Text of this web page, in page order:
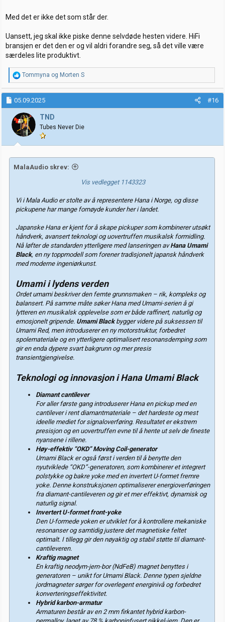
Med det er ikke det som står der.
Uansett, jeg skal ikke piske denne selvdøde hesten videre. HiFi
bransjen er det den er og vil aldri forandre seg, så det ville være
særdeles lite produktivt.
R
e
a
k
s
j
o
n
e
r
Tommyna og Morten S
05.09.2025 #16
TND
Tubes Never Die
MalaAudio skrev:
Vis vedlegget 1143323
Vi i Mala Audio er stolte av å representere Hana i Norge, og disse
pickupene har mange fornøyde kunder her i landet.
Japanske Hana er kjent for å skape pickuper som kombinerer utsøkt
håndverk, avansert teknologi og uovertruffen musikalsk formidling.
Nå løfter de standarden ytterligere med lanseringen avHana Umami
Black, en ny toppmodell som forener tradisjonelt japansk håndverk
med moderne ingeniørkunst.
Umami i lydens verden
Ordetumamibeskriver den femte grunnsmaken – rik, kompleks og
balansert. På samme måte søker Hana med Umami-serien å gi
lytteren en musikalsk opplevelse som er både raffinert, naturlig og
emosjonelt gripende. Umami Blackbygger videre på suksessen til
Umami Red, men introduserer en ny motorstruktur, forbedret
spolemateriale og en ytterligere optimalisert resonansdemping som
gir en enda dypere svart bakgrunn og mer presis
transientgjengivelse.
Teknologi og innovasjon i Hana Umami Black
Diamant cantilever
For aller første gang introduserer Hana en pickup med en
cantilever i rent diamantmateriale – det hardeste og mest
ideelle mediet for signaloverføring. Resultatet er ekstrem
presisjon og en uovertruffen evne til å hente ut selv de fineste
nyansene i rillene.
Høy-effektiv “OKD” Moving Coil-generator
Umami Black er også først i verden til å benytte den
nyutviklede “OKD”-generatoren, som kombinerer et integrert
polstykke og bakre yoke med en invertert U-formet fremre
yoke. Denne konstruksjonen optimaliserer energioverføringen
fra diamant-cantileveren og gir et mer effektivt, dynamisk og
naturlig signal.
Invertert U-formet front-yoke
Den U-formede yoken er utviklet for å kontrollere mekaniske
resonanser og samtidig justere det magnetiske feltet
optimalt. I tillegg gir den nøyaktig og stabil støtte til diamant-
cantileveren.
Kraftig magnet
En kraftig neodym-jern-bor (NdFeB) magnet benyttes i
generatoren – unikt for Umami Black. Denne typen sjeldne
jordmagneter sørger for overlegent energinivå og forbedret
konverteringseffektivitet.
Hybrid karbon-armatur
Armaturen består av en 2 mm firkantet hybrid karbon-